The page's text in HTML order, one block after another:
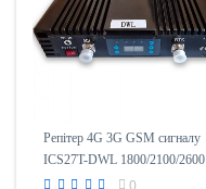
Репітер 4G 3G GSM сигналу
ICS27T-DWL 1800/2100/2600